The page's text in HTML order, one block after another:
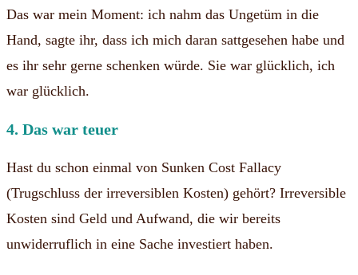
Das war mein Moment: ich nahm das Ungetüm in die
Hand, sagte ihr, dass ich mich daran sattgesehen habe und
es ihr sehr gerne schenken würde. Sie war glücklich, ich
war glücklich.
4. Das war teuer
Hast du schon einmal von Sunken Cost Fallacy
(Trugschluss der irreversiblen Kosten) gehört? Irreversible
Kosten sind Geld und Aufwand, die wir bereits
unwiderruflich in eine Sache investiert haben.